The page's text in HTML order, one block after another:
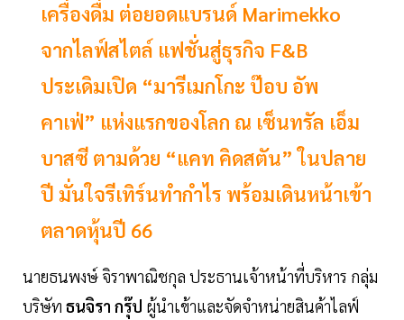
เครื่องดื่ม ต่อยอดแบรนด์ Marimekko
จากไลฟ์สไตล์ แฟชั่นสู่ธุรกิจ F&B
ประเดิมเปิด “มารีเมกโกะ ป๊อบ อัพ
คาเฟ่” แห่งแรกของโลก ณ เซ็นทรัล เอ็ม
บาสซี ตามด้วย “แคท คิดสตัน” ในปลาย
ปี มั่นใจรีเทิร์นทำกำไร พร้อมเดินหน้าเข้า
ตลาดหุ้นปี 66
นายธนพงษ์ จิราพาณิชกุล ประธานเจ้าหน้าที่บริหาร กลุ่ม
บริษัท ธนจิรา กรุ๊ป ผู้นำเข้าและจัดจำหน่ายสินค้าไลฟ์